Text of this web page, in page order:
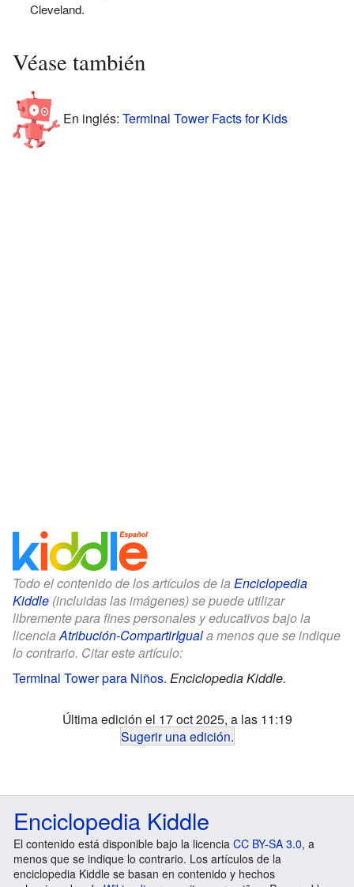
Cleveland.
Véase también
En inglés: Terminal Tower Facts for Kids
Todo el contenido de los artículos de la Enciclopedia
Kiddle (incluidas las imágenes) se puede utilizar
libremente para fines personales y educativos bajo la
licenciaAtribución-CompartirIguala menos que se indique
lo contrario. Citar este artículo:
Terminal Tower para Niños. Enciclopedia Kiddle.
Última edición el 17 oct 2025, a las 11:19
Sugerir una edición.
Enciclopedia Kiddle
El contenido está disponible bajo la licencia CC BY-SA 3.0, a
menos que se indique lo contrario. Los artículos de la
enciclopedia Kiddle se basan en contenido y hechos